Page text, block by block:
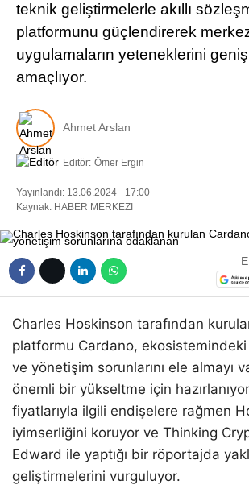
teknik geliştirmelerle akıllı
platformunu güçlendirerek
uygulamaların yeteneklerini
amaçlıyor.
Ahmet Arslan
Editör: Ömer Ergin
Yayınlandı: 13.06.2024 - 17:00
Kaynak: HABER MERKEZI
Charles Hoskinson tarafından
platformu Cardano,
ve yönetişim sorunlarını ele almayı
önemli bir yükseltme için
fiyatlarıyla ilgili endişelere rağmen
iyimserliğini koruyor ve Thinking
Edward ile yaptığı bir röportajda
geliştirmelerini vurguluyor.